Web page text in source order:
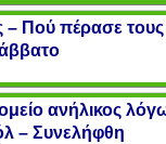
– Πού πέρασε
ανήλικος
– Συνελήφθη